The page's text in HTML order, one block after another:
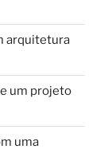
arquitetura
um projeto
uma